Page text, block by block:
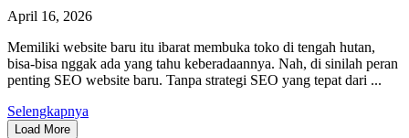
April 16, 2026
Memiliki website baru itu ibarat membuka toko di tengah hutan,
bisa-bisa nggak ada yang tahu keberadaannya. Nah, di sinilah peran
penting SEO website baru. Tanpa strategi SEO yang tepat dari ...
Selengkapnya
Load More